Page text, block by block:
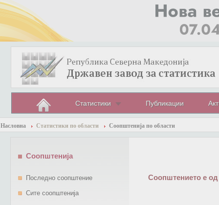
Статистики Публикации
Насловна Статистики по области Соопштенија по области
Соопштението е од
Соопштенија
Последно соопштение
Сите соопштенија